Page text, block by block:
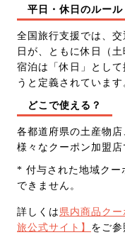
平日・休日のルール
全国旅行支援では、
日が、ともに休日（
宿泊は「休日」とし
うと定義されています
どこで使える？
各都道府県の土産物
様々なクーポン加盟店
* 付与された地域クー
できません。
詳しくは 県内商品ク
旅公式サイト】 をご参